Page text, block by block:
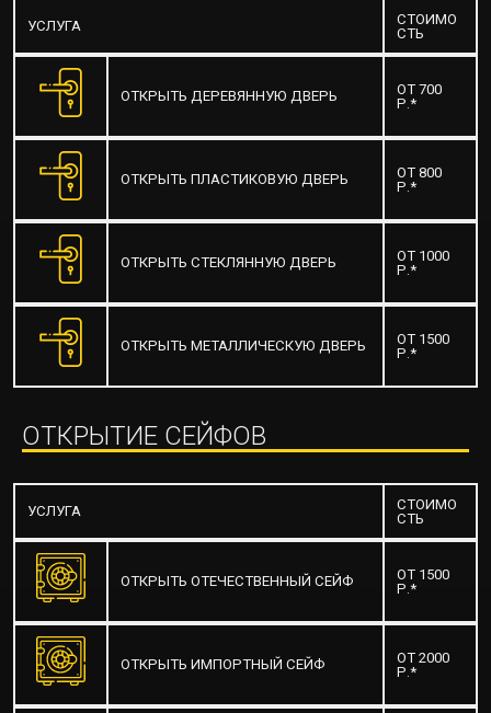
УСЛУГА
СТОИМО
СТЬ
ОТКРЫТЬ ДЕРЕВЯННУЮ ДВЕРЬ
ОТ 700
Р.*
ОТКРЫТЬ ПЛАСТИКОВУЮ ДВЕРЬ
ОТ 800
Р.*
ОТКРЫТЬ СТЕКЛЯННУЮ ДВЕРЬ
ОТ 1000
Р.*
ОТКРЫТЬ МЕТАЛЛИЧЕСКУЮ ДВЕРЬ
ОТ 1500
Р.*
ОТКРЫТИЕ СЕЙФОВ
УСЛУГА
СТОИМО
СТЬ
ОТКРЫТЬ ОТЕЧЕСТВЕННЫЙ СЕЙФ
ОТ 1500
Р.*
ОТКРЫТЬ ИМПОРТНЫЙ СЕЙФ
ОТ 2000
Р.*